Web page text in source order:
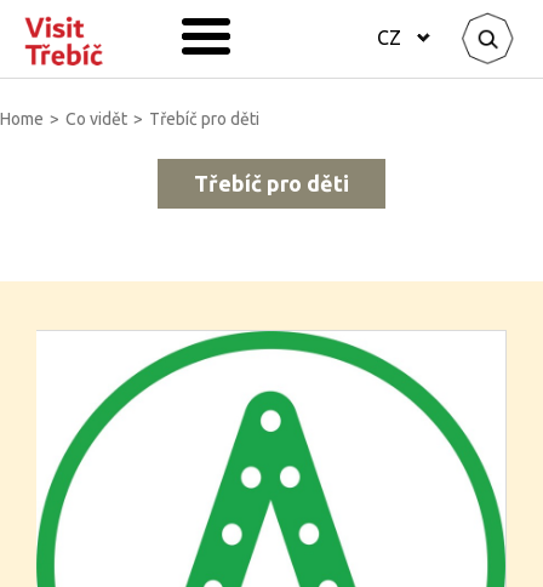
CZ
Home > Co vidět > Třebíč pro děti
Třebíč pro děti